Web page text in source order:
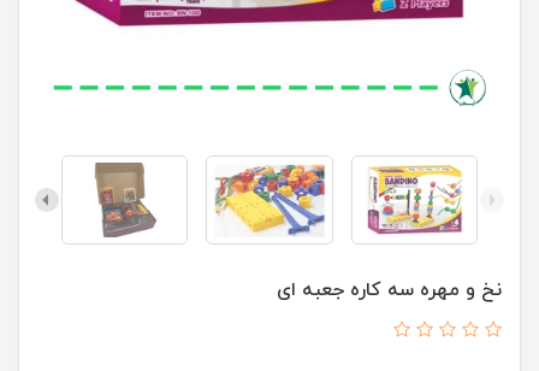
نخ و مهره سه کاره جعبه ای